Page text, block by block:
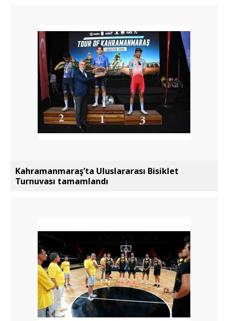
Kahramanmaraş’ta Uluslararası Bisiklet
Turnuvası tamamlandı